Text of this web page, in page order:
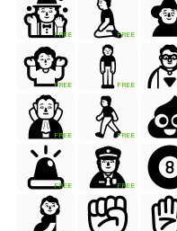
Style)
FREE FREE
FREE FREE
FREE FREE
FREE FREE